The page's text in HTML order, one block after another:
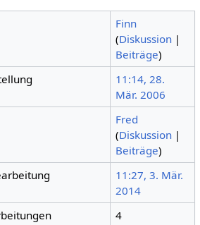
Finn
(Diskussion |
Beiträge)
11:14, 28.
Mär. 2006
Fred
(Diskussion |
Beiträge)
11:27, 3. Mär.
2014
4